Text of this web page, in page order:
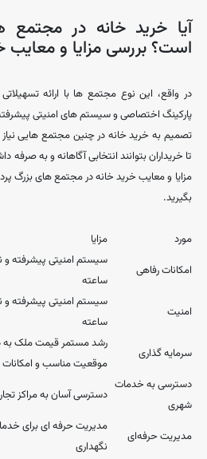
آیا خرید خانه در
است؟ بررسی مزایا و معایب
در واقع، این نوع مجتمع ‌ها با ارائه
پارکینگ اختصاصی و سیستم‌ های امنیتی
تصمیم به خرید خانه در چنین مجتمع ‌هایی نیاز
تا خریداران بتوانند انتخابی آگاهانه و به
مزایا و معایب خرید خانه در مجتمع ‌های بزرگ
بگیرید.
مورد مزایا
امکانات رفاهی
ساعته
امنیت
ساعته
سرمایه ‌گذاری
رشد مستمر قیمت ملک به
موقعیت مناسب و امکانات
دسترسی به خدمات
شهری
دسترسی آسان به مراکز
مدیریت حرفه‌ای
مدیریت حرفه ‌ای برای
نگهداری